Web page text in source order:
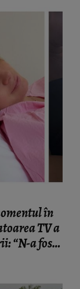
în
TV a
“N-a fost